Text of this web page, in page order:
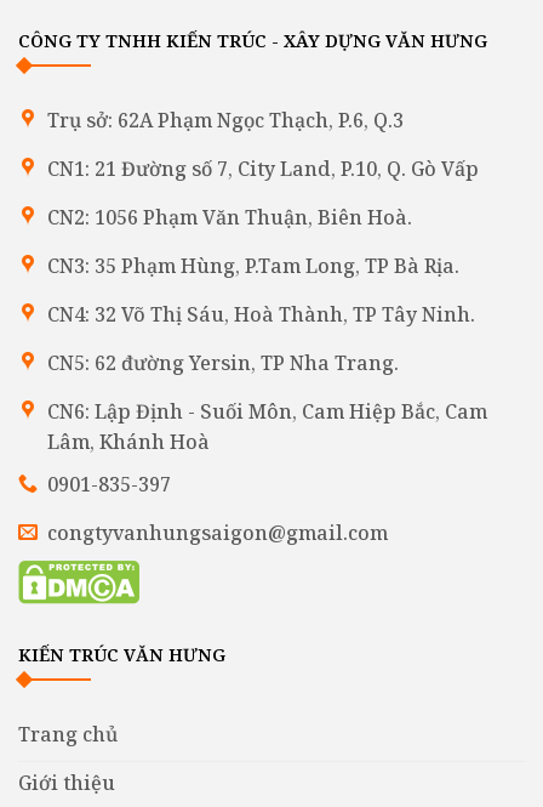
CÔNG TY TNHH KIẾN TRÚC - XÂY DỰNG VĂN HƯNG
Trụ sở: 62A Phạm Ngọc Thạch, P.6, Q.3
CN1: 21 Đường số 7, City Land, P.10, Q. Gò Vấp
CN2: 1056 Phạm Văn Thuận, Biên Hoà.
CN3: 35 Phạm Hùng, P.Tam Long, TP Bà Rịa.
CN4: 32 Võ Thị Sáu, Hoà Thành, TP Tây Ninh.
CN5: 62 đường Yersin, TP Nha Trang.
CN6: Lập Định - Suối Môn, Cam Hiệp Bắc, Cam
Lâm, Khánh Hoà
0901-835-397
congtyvanhungsaigon@gmail.com
KIẾN TRÚC VĂN HƯNG
Trang chủ
Giới thiệu